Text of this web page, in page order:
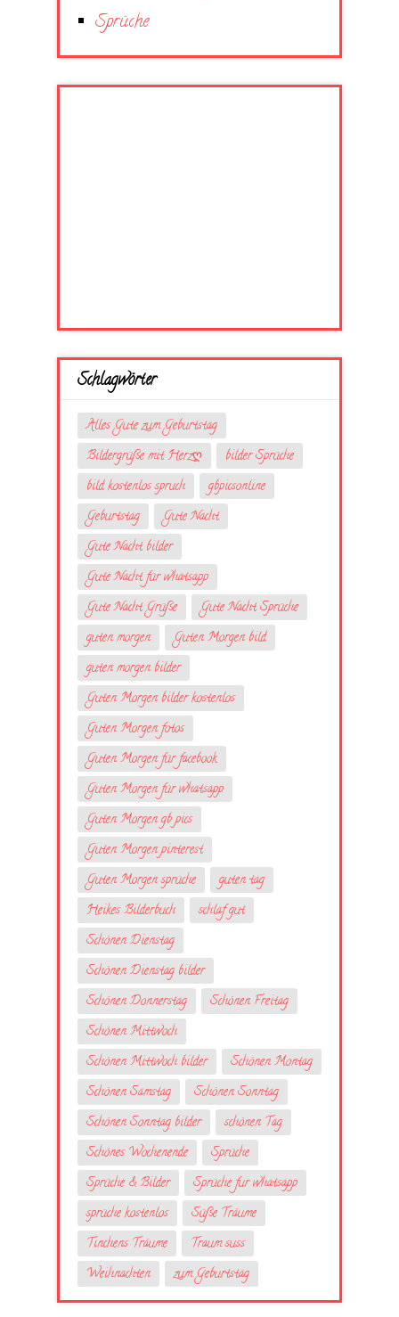
Sprüche
Schlagwörter
Alles Gute zum Geburtstag
Bildergrüße mit Herzღ
bilder Sprüche
bild kostenlos spruch
gbpicsonline
Geburtstag
Gute Nacht
Gute Nacht bilder
Gute Nacht für whatsapp
Gute Nacht Grüße
Gute Nacht Sprüche
guten morgen
Guten Morgen bild
guten morgen bilder
Guten Morgen bilder kostenlos
Guten Morgen fotos
Guten Morgen für facebook
Guten Morgen für whatsapp
Guten Morgen gb pics
Guten Morgen pinterest
Guten Morgen sprüche
guten tag
Heikes Bilderbuch
schlaf gut
Schönen Dienstag
Schönen Dienstag bilder
Schönen Donnerstag
Schönen Freitag
Schönen Mittwoch
Schönen Mittwoch bilder
Schönen Montag
Schönen Samstag
Schönen Sonntag
Schönen Sonntag bilder
schönen Tag
Schönes Wochenende
Sprüche
Sprüche & Bilder
Sprüche fur whatsapp
sprüche kostenlos
Süße Träume
Tinchens Träume
Traum suss
Weihnachten
zum Geburtstag